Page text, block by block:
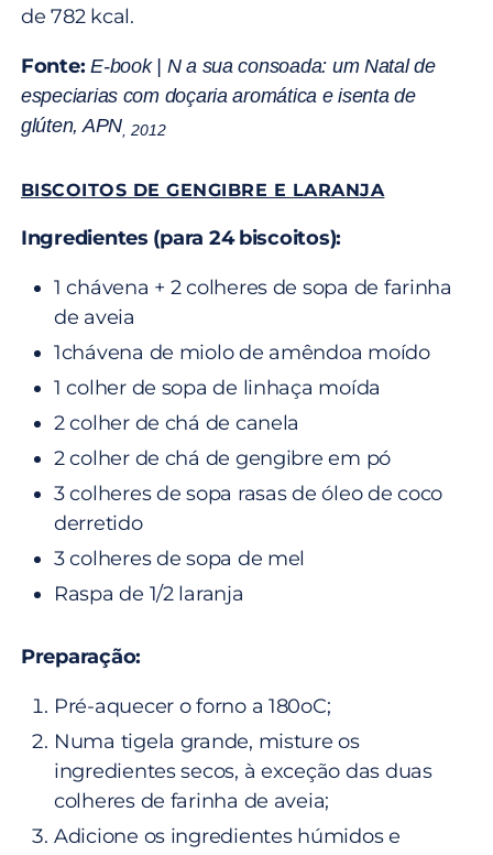
de 782 kcal.
Fonte: E-book | N a sua consoada: um Natal de
especiarias com doçaria aromática e isenta de
glúten, APN, 2012
BISCOITOS DE GENGIBRE E LARANJA
Ingredientes (para 24 biscoitos):
1 chávena + 2 colheres de sopa de farinha
de aveia
1chávena de miolo de amêndoa moído
1 colher de sopa de linhaça moída
2 colher de chá de canela
2 colher de chá de gengibre em pó
3 colheres de sopa rasas de óleo de coco
derretido
3 colheres de sopa de mel
Raspa de 1/2 laranja
Preparação:
Pré-aquecer o forno a 180oC;
Numa tigela grande, misture os
ingredientes secos, à exceção das duas
colheres de farinha de aveia;
Adicione os ingredientes húmidos e